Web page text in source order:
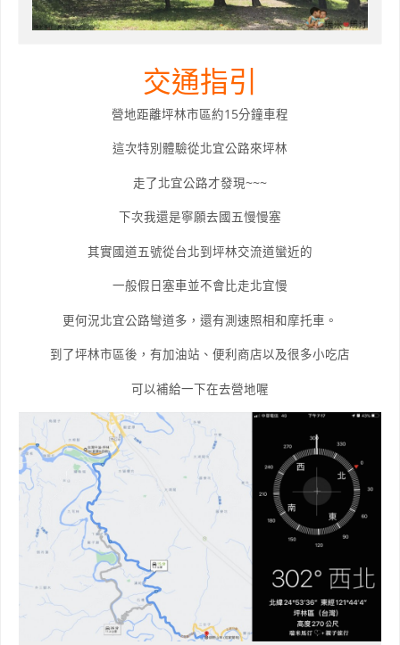
交通指引
營地距離坪林市區約15分鐘車程
這次特別體驗從北宜公路來坪林
走了北宜公路才發現~~~
下次我還是寧願去國五慢慢塞
其實國道五號從台北到坪林交流道蠻近的
一般假日塞車並不會比走北宜慢
更何況北宜公路彎道多，還有測速照相和摩托車。
到了坪林市區後，有加油站、便利商店以及很多小吃店
可以補給一下在去營地喔